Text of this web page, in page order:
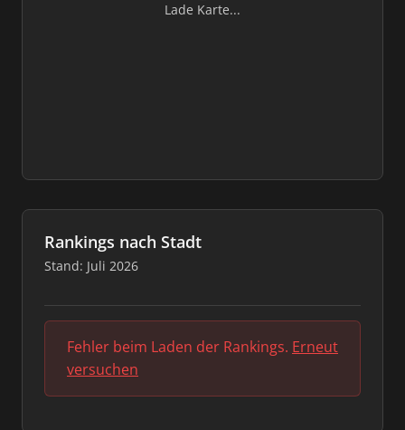
Lade Karte...
Rankings nach Stadt
Stand: Juli 2026
Fehler beim Laden der Rankings. Erneut
versuchen